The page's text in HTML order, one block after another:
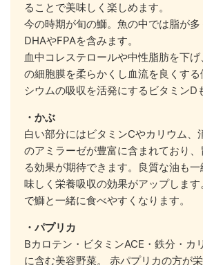
ることで美味しく楽しめます。
今の時期が旬の鰤。魚の中では脂が
DHAやFPAを含みます。
血中コレステロールや中性脂肪を下
の細胞膜を柔らかくし血流を良くす
シウムの吸収を活発にするビタミンD
・かぶ
白い部分にはビタミンCやカリウム、
のアミラーゼが豊富に含まれており、
る効果が期待できます。良質な油も
味しく栄養吸収の効果がアップします
で鰤と一緒に食べやすくなります。
・パプリカ
Βカロテン・ビタミンACE・鉄分・カ
に含む美容野菜。 赤パプリカの方が